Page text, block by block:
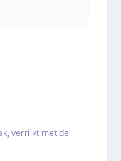
verrijkt met de